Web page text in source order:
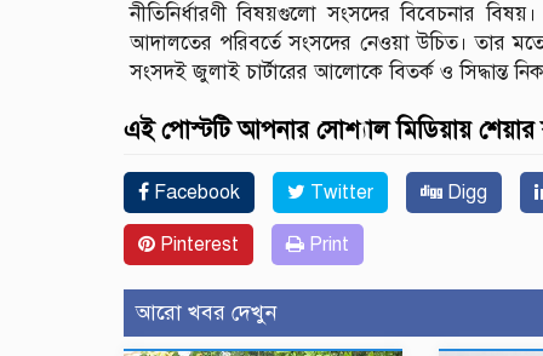
নীতিনির্ধারণী বিষয়গুলো সংসদের বিবেচনার
আদালতের পরিবর্তে সংসদের নেওয়া উচিত। তার
সংসদই জুলাই চার্টারের আলোকে বিতর্ক ও সিদ্ধান্ত
এই পোস্টটি আপনার সোশ্যাল মিডিয়ায়
Facebook Twitter Digg
Pinterest Print
আরো খবর দেখুন